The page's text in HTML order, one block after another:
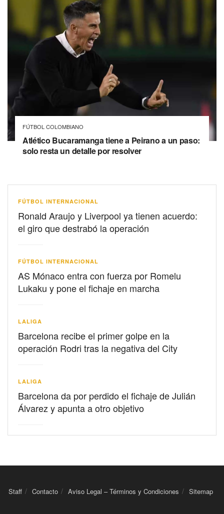
FÚTBOL COLOMBIANO
Atlético Bucaramanga tiene a Peirano a un paso:
solo resta un detalle por resolver
FÚTBOL INTERNACIONAL
Ronald Araujo y Liverpool ya tienen acuerdo:
el giro que destrabó la operación
FÚTBOL INTERNACIONAL
AS Mónaco entra con fuerza por Romelu
Lukaku y pone el fichaje en marcha
LALIGA
Barcelona recibe el primer golpe en la
operación Rodri tras la negativa del City
LALIGA
Barcelona da por perdido el fichaje de Julián
Álvarez y apunta a otro objetivo
Staff Contacto Aviso Legal – Términos y Condiciones Sitemap